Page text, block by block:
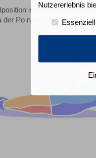
ist zwischen den
Po nach hinten
Nutzererlebnis
Essenziell